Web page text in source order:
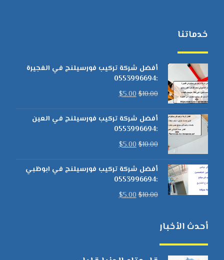
خدماتنا
أفضل شركة تركيب فورسيلنج في الفجيرة
:0553996694
$10.00
$5.00
أفضل شركة تركيب فورسيلنج في العين
:0553996694
$10.00
$5.00
أفضل شركة تركيب فورسيلنج في ابوظبي
:0553996694
$10.00
$5.00
أحدث الأخبار